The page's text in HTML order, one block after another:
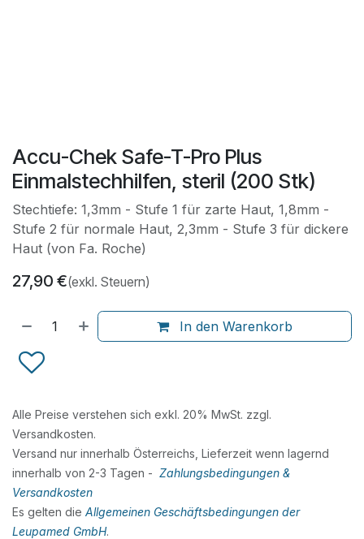
Accu-Chek Safe-T-Pro Plus
Einmalstechhilfen, steril (200 Stk)
Stechtiefe: 1,3mm - Stufe 1 für zarte Haut, 1,8mm -
Stufe 2 für normale Haut, 2,3mm - Stufe 3 für dickere
Haut (von Fa. Roche)
27,90 €(exkl. Steuern)
In den Warenkorb
Alle Preise verstehen sich exkl. 20% MwSt. zzgl.
Versandkosten.
Versand nur innerhalb Österreichs, Lieferzeit wenn lagernd
innerhalb von 2-3 Tagen - Zahlungsbedingungen &
Versandkosten
Es gelten die Allgemeinen Geschäftsbedingungen der
Leupamed GmbH.